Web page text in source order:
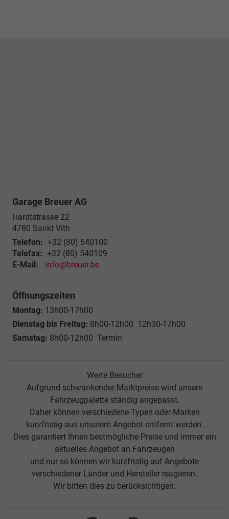
Garage Breuer AG
Hardtstrasse 22
4780 Sankt Vith
Telefon: +32 (80) 540100
Telefax: +32 (80) 540109
E-Mail:
info@breuer.be
Öffnungszeiten
Montag: 13h00-17h00
Dienstag bis Freitag: 8h00-12h00 12h30-17h00
Samstag: 8h00-12h00 Termin
Werte Besucher
Aufgrund schwankender Marktpreise wird unsere
Fahrzeugpalette ständig angepasst.
Daher können verschiedene Typen oder Marken
kurzfristig aus unserem Angebot entfernt werden.
Dies garantiert Ihnen bestmögliche Preise und immer ein
aktuelles Angebot an Fahrzeugen
und nur so können wir kurzfristig auf Angebote
verschiedener Länder und Hersteller reagieren.
Wir bitten dies zu berücksichtigen.